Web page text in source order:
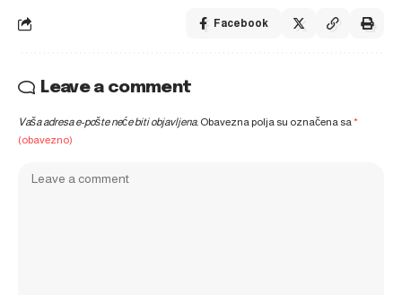
Facebook
Leave a comment
Vaša adresa e-pošte neće biti objavljena. Obavezna polja su označena sa*
(obavezno)